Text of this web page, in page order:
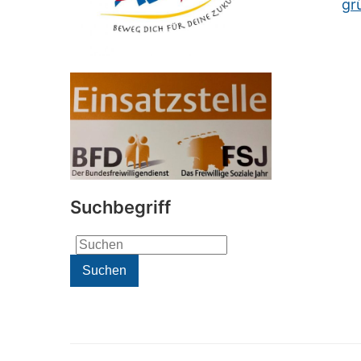
Suchbegriff
Search
for:Suchen